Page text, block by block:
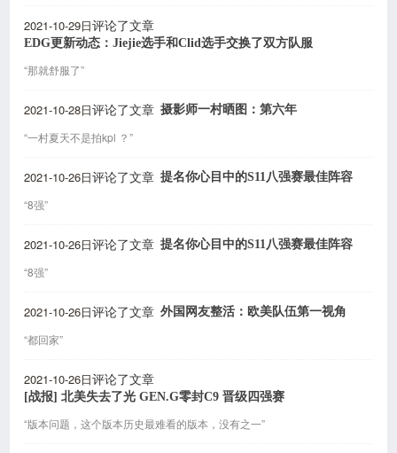
2021-10-29日评论了文章
EDG更新动态：Jiejie选手和Clid选手交换了双方队服
“那就舒服了”
2021-10-28日评论了文章 摄影师一村晒图：第六年
“一村夏天不是拍kpl ？”
2021-10-26日评论了文章 提名你心目中的S11八强赛最佳阵容
“8强”
2021-10-26日评论了文章 提名你心目中的S11八强赛最佳阵容
“8强”
2021-10-26日评论了文章 外国网友整活：欧美队伍第一视角
“都回家”
2021-10-26日评论了文章
[战报] 北美失去了光 GEN.G零封C9 晋级四强赛
“版本问题，这个版本历史最难看的版本，没有之一”